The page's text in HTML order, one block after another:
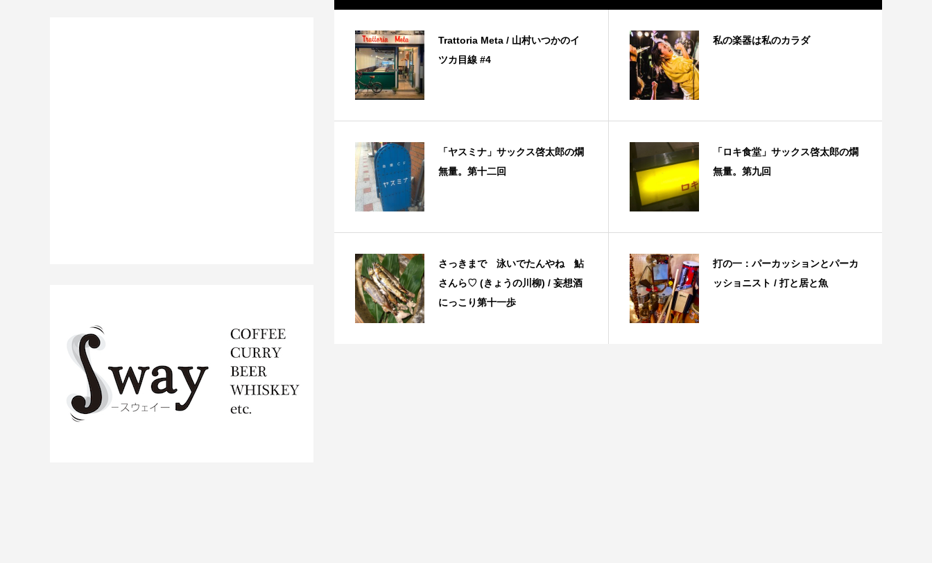
Trattoria Meta / 山村いつかのイ
ツカ目線 #4
私の楽器は私のカラダ
「ヤスミナ」サックス啓太郎の燗
無量。第十二回
「ロキ食堂」サックス啓太郎の燗
無量。第九回
さっきまで 泳いでたんやね 鮎
さんら♡ (きょうの川柳) / 妄想酒
にっこり第十一歩
打の一：パーカッションとパーカ
ッショニスト / 打と居と魚